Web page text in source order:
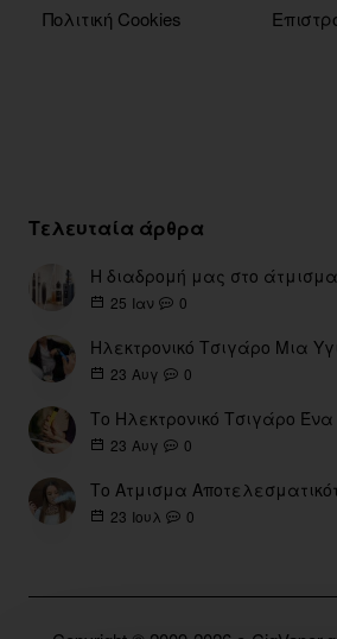
Πολιτική Cookies
Τελευταία άρθρα
25 Ιαν 0
Ηλεκτρονικό Τσιγάρο Μια
23 Αυγ 0
23 Αυγ 0
23 Ιουλ 0